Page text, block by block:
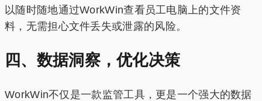
以随时随地通过WorkWin查看员工电脑上的文件资
料，无需担心文件丢失或泄露的风险。
四、数据洞察，优化决策
WorkWin不仅是一款监管工具，更是一个强大的数据